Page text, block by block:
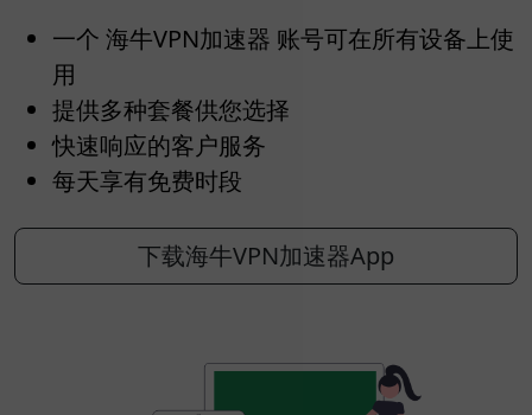
一个 海牛VPN加速器 账号可在所有设备上使
用
提供多种套餐供您选择
快速响应的客户服务
每天享有免费时段
下载海牛VPN加速器App